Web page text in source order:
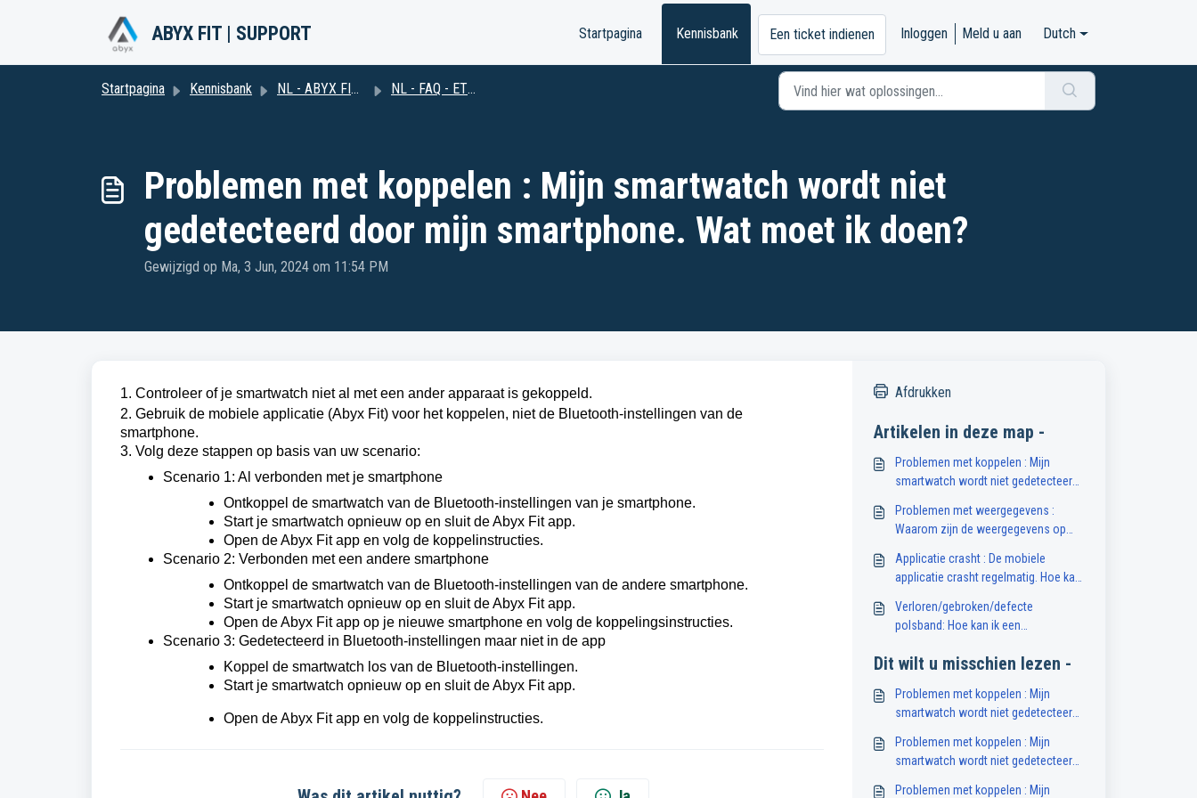
ABYX FIT | SUPPORT Startpagina Kennisbank Een ticket indienen Inloggen Meld u aan Dutch
Startpagina Kennisbank NL - ABYX FIT ETNA NL - FAQ - ETNA
Problemen met koppelen : Mijn smartwatch wordt niet
gedetecteerd door mijn smartphone. Wat moet ik doen?
Gewijzigd op Ma, 3 Jun, 2024 om 11:54 PM
1. Controleer of je smartwatch niet al met een ander apparaat is gekoppeld.
2. Gebruik de mobiele applicatie (Abyx Fit) voor het koppelen, niet de Bluetooth-instellingen van de
smartphone.
3. Volg deze stappen op basis van uw scenario:
Scenario 1: Al verbonden met je smartphone
Ontkoppel de smartwatch van de Bluetooth-instellingen van je smartphone.
Start je smartwatch opnieuw op en sluit de Abyx Fit app.
Open de Abyx Fit app en volg de koppelinstructies.
Scenario 2: Verbonden met een andere smartphone
Ontkoppel de smartwatch van de Bluetooth-instellingen van de andere smartphone.
Start je smartwatch opnieuw op en sluit de Abyx Fit app.
Open de Abyx Fit app op je nieuwe smartphone en volg de koppelingsinstructies.
Scenario 3: Gedetecteerd in Bluetooth-instellingen maar niet in de app
Koppel de smartwatch los van de Bluetooth-instellingen.
Start je smartwatch opnieuw op en sluit de Abyx Fit app.
Open de Abyx Fit app en volg de koppelinstructies.
Afdrukken
Artikelen in deze map -
Problemen met koppelen : Mijn
smartwatch wordt niet gedetecteerd
doen?
Problemen met weergegevens :
Waarom zijn de weergegevens op
onnauwkeurig?
Applicatie crasht : De mobiele
applicatie crasht regelmatig. Hoe kan
Verloren/gebroken/defecte
polsband: Hoe kan ik een
smartwatch krijgen?
Dit wilt u misschien lezen -
Problemen met koppelen : Mijn
smartwatch wordt niet gedetecteerd
doen?
Problemen met koppelen : Mijn
smartwatch wordt niet gedetecteerd
Problemen met koppelen : Mijn